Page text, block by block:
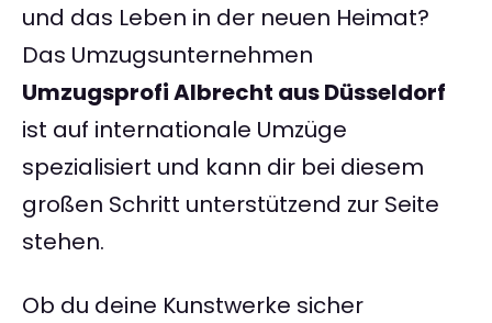
und das Leben in der neuen Heimat?
Das Umzugsunternehmen
Umzugsprofi Albrecht aus Düsseldorf
ist auf internationale Umzüge
spezialisiert und kann dir bei diesem
großen Schritt unterstützend zur Seite
stehen.
Ob du deine Kunstwerke sicher